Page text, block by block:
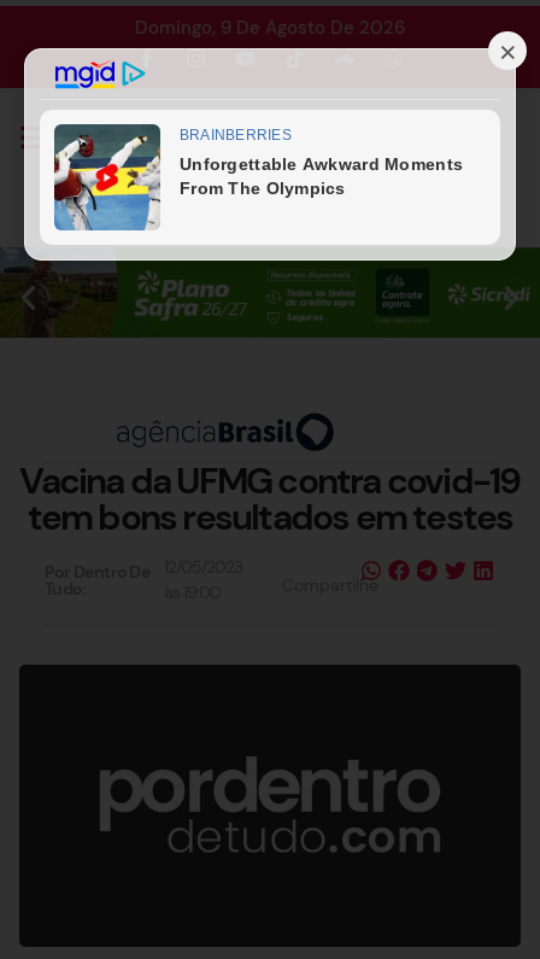
Domingo, 9 De Agosto De 2026
Vacina da UFMG contra covid-19
tem bons resultados em testes
Compartilhe